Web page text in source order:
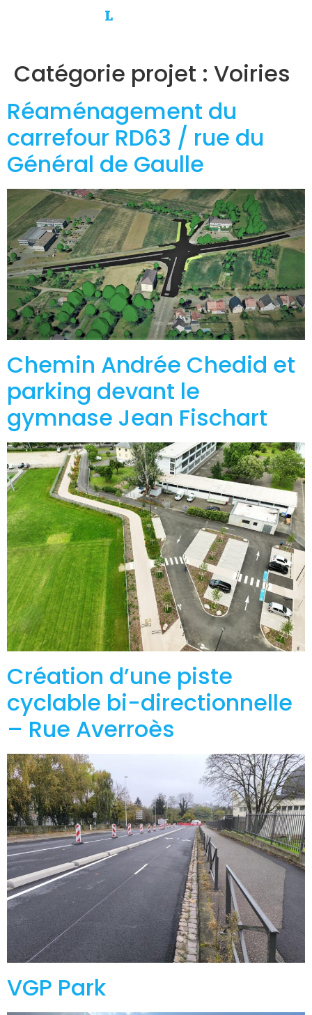
Catégorie projet : Voiries
Réaménagement du
carrefour RD63 / rue du
Général de Gaulle
Chemin Andrée Chedid et
parking devant le
gymnase Jean Fischart
Création d’une piste
cyclable bi-directionnelle
– Rue Averroès
VGP Park